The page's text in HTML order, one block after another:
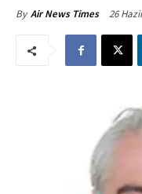
By Air News Times 26